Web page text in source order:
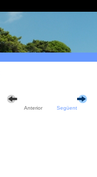
Anterior Següent